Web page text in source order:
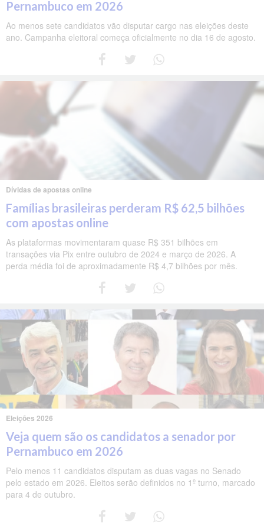
Pernambuco em 2026
Ao menos sete candidatos vão disputar cargo nas eleições deste
ano. Campanha eleitoral começa oficialmente no dia 16 de agosto.
Dívidas de apostas online
Famílias brasileiras perderam R$ 62,5 bilhões
com apostas online
As plataformas movimentaram quase R$ 351 bilhões em
transações via Pix entre outubro de 2024 e março de 2026. A
perda média foi de aproximadamente R$ 4,7 bilhões por mês.
Eleições 2026
Veja quem são os candidatos a senador por
Pernambuco em 2026
Pelo menos 11 candidatos disputam as duas vagas no Senado
pelo estado em 2026. Eleitos serão definidos no 1º turno, marcado
para 4 de outubro.